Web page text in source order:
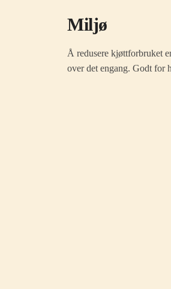
Miljø
Å redusere kjøttforbruket
over det engang. Godt for